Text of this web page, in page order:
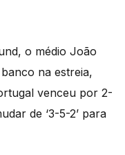
o médio João
na estreia,
venceu por 2-
de ‘3-5-2’ para